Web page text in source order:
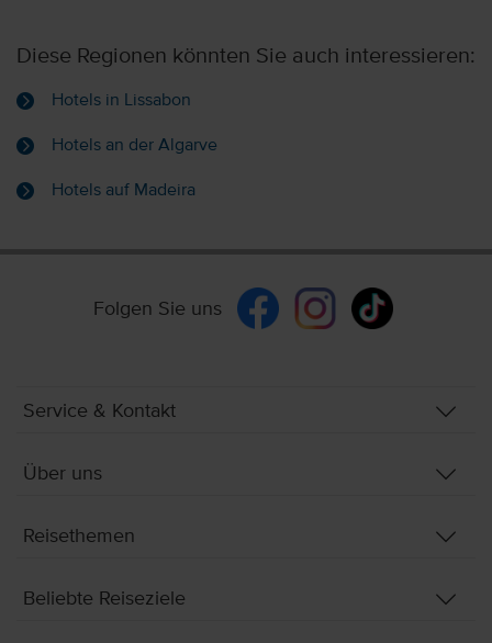
Diese Regionen könnten Sie auch interessieren:
Hotels in Lissabon
Hotels an der Algarve
Hotels auf Madeira
Folgen Sie uns
Service & Kontakt
Über uns
Reisethemen
Beliebte Reiseziele